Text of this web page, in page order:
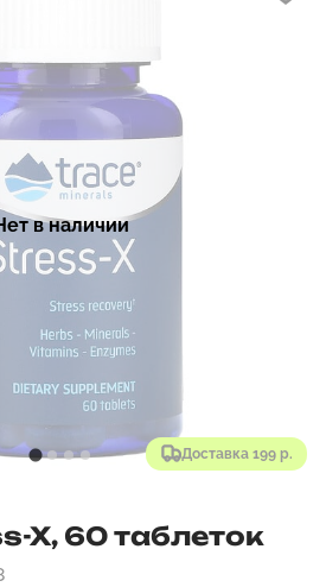
Доставка 199 р.
в наличии
X, 60 таблеток